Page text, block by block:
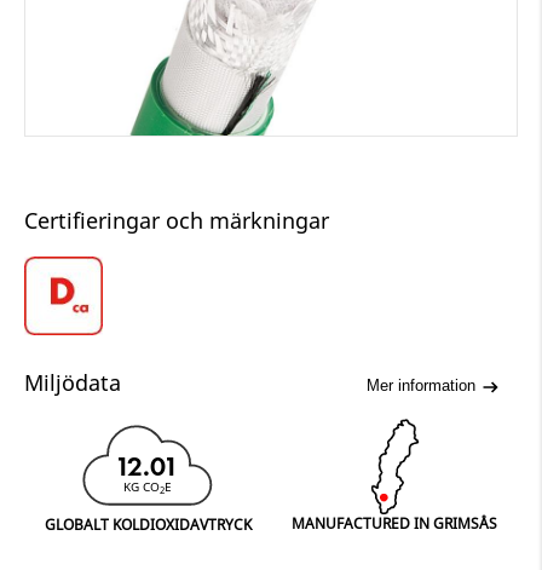
Certifieringar och märkningar
Miljödata Mer information
12.01
KG CO2E
GLOBALT KOLDIOXIDAVTRYCK MANUFACTURED IN GRIMSÅS